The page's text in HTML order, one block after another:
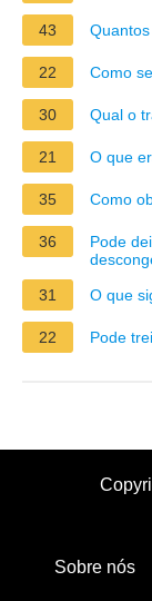
43
22 Como
30 Qual o
21 O que
35 Como
36
Pode
31
O que
22 Pode
Sobre nós